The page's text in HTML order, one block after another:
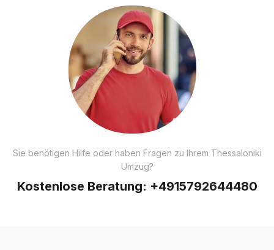
Sie benötigen Hilfe oder haben Fragen zu Ihrem Thessaloniki
Umzug?
Kostenlose Beratung: +4915792644480